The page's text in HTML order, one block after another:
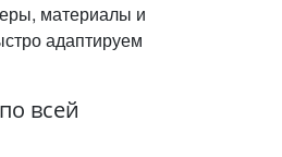
материалы и
адаптируем
всей